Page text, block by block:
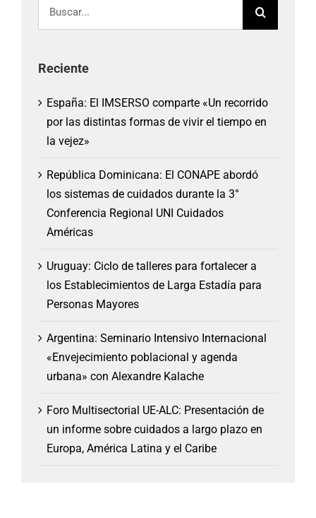
Reciente
España: El IMSERSO comparte «Un recorrido
por las distintas formas de vivir el tiempo en
la vejez»
República Dominicana: El CONAPE abordó
los sistemas de cuidados durante la 3°
Conferencia Regional UNI Cuidados
Américas
Uruguay: Ciclo de talleres para fortalecer a
los Establecimientos de Larga Estadía para
Personas Mayores
Argentina: Seminario Intensivo Internacional
«Envejecimiento poblacional y agenda
urbana» con Alexandre Kalache
Foro Multisectorial UE-ALC: Presentación de
un informe sobre cuidados a largo plazo en
Europa, América Latina y el Caribe